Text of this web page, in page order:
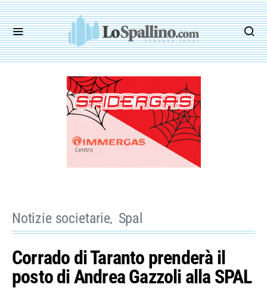
Notizie societarie Spal
Corrado di Taranto prenderà il
posto di Andrea Gazzoli alla SPAL